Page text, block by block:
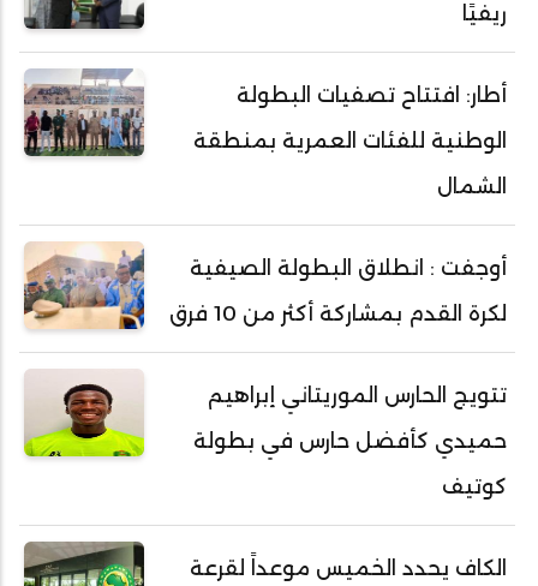
ريفيًا
أطار: افتتاح تصفيات البطولة
الوطنية للفئات العمرية بمنطقة
الشمال
أوجفت : انطلاق البطولة الصيفية
لكرة القدم بمشاركة أكثر من 10 فرق
تتويج الحارس الموريتاني إبراهيم
حميدي كأفضل حارس في بطولة
كوتيف
الكاف يحدد الخميس موعداً لقرعة